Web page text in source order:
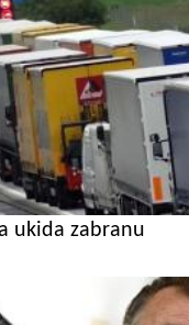
ukida zabranu